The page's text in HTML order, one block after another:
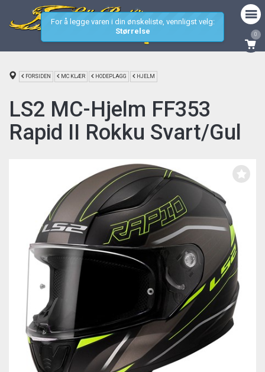
0
FORSIDEN MC KLÆR HODEPLAGG HJELM
LS2 MC-Hjelm FF353
Rapid II Rokku Svart/Gul
For å legge varen i din ønskeliste, vennligst velg:
Størrelse